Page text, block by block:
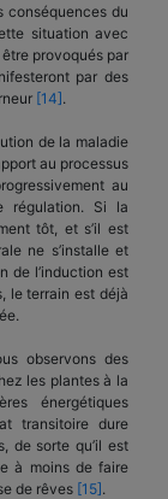
conséquences du
situation avec
provoqués par
par des
[14].
de la maladie
au processus
au
régulation. Si la
tôt, et s’il est
ne s’installe et
de l’induction est
le terrain est déjà
observons des
les plantes à la
énergétiques
transitoire dure
de sorte qu’il est
à moins de faire
de rêves [15].